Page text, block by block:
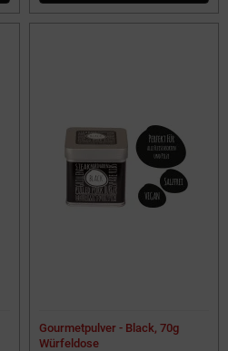
Gourmetpulver - Black, 70g
Würfeldose